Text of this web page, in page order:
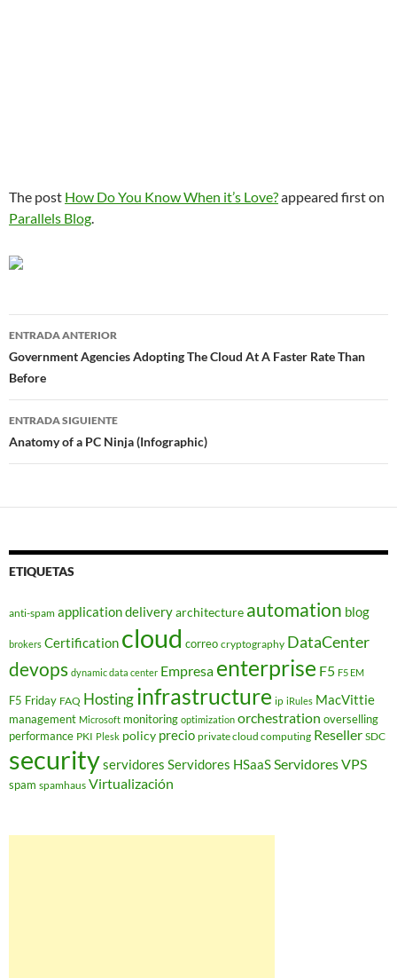
The post How Do You Know When it’s Love?appeared first on
Parallels Blog.
Navegador
de
entradas
ENTRADA ANTERIOR
Government Agencies Adopting The Cloud At A Faster Rate Than
Before
ENTRADA SIGUIENTE
Anatomy of a PC Ninja (Infographic)
ETIQUETAS
anti-spam application deliveryarchitecture automation blog
brokers Certification cloud correo cryptography DataCenter
devops dynamic data center Empresa enterprise F5 F5 EM
F5 Friday FAQ Hostinginfrastructure ip iRules MacVittie
management Microsoft monitoring optimization orchestration overselling
performance PKI Plesk policy precio private cloud computing Reseller SDC
securityservidores Servidores HSaaSServidores VPS
spam spamhaus Virtualización